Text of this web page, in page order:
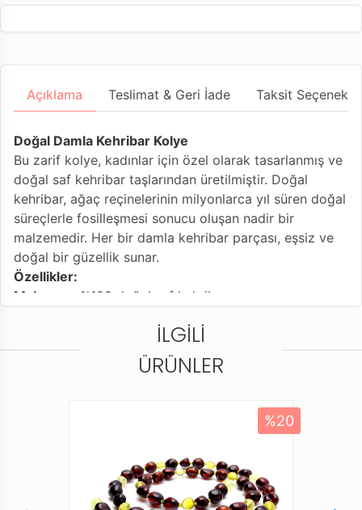
Açıklama Teslimat & Geri İade Taksit
Doğal Damla Kehribar Kolye
Bu zarif kolye, kadınlar için özel olarak tasarlanmış ve
doğal saf kehribar taşlarından üretilmiştir. Doğal
kehribar, ağaç reçinelerinin milyonlarca yıl süren doğal
süreçlerle fosilleşmesi sonucu oluşan nadir bir
malzemedir. Her bir damla kehribar parçası, eşsiz ve
doğal bir güzellik sunar.
Özellikler:
Malzeme:
%100 doğal saf kehribar
Altın sarısından, açık bala kadar değişen doğal
Kolye ipi, kapalı 26 cm uzunlukta olup, rahat
Güvenli bir şekilde kapanan ve kolayca
Doğal kehribarın benzersiz renk ve dokusu,
her kıyafeti şık bir şekilde tamamlar.
İLGILI
ÜRÜNLER
%20